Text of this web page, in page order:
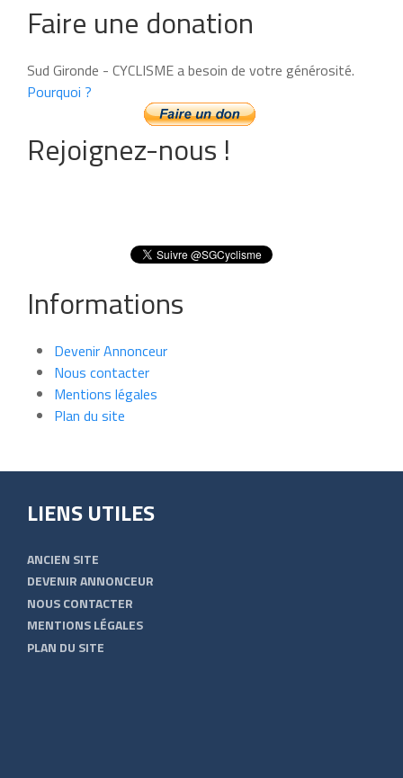
Faire une donation
Sud Gironde - CYCLISME a besoin de votre générosité.
Pourquoi ?
Rejoignez-nous !
Informations
Devenir Annonceur
Nous contacter
Mentions légales
Plan du site
LIENS UTILES
ANCIEN SITE
DEVENIR ANNONCEUR
NOUS CONTACTER
MENTIONS LÉGALES
PLAN DU SITE